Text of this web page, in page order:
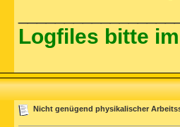
Logfiles bitte
Nicht genügend physikalischer